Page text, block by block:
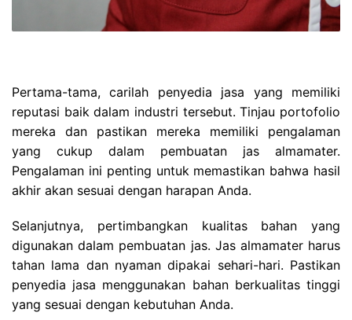
Pertama-tama, carilah penyedia jasa yang memiliki
reputasi baik dalam industri tersebut. Tinjau portofolio
mereka dan pastikan mereka memiliki pengalaman
yang cukup dalam pembuatan jas almamater.
Pengalaman ini penting untuk memastikan bahwa hasil
akhir akan sesuai dengan harapan Anda.
Selanjutnya, pertimbangkan kualitas bahan yang
digunakan dalam pembuatan jas. Jas almamater harus
tahan lama dan nyaman dipakai sehari-hari. Pastikan
penyedia jasa menggunakan bahan berkualitas tinggi
yang sesuai dengan kebutuhan Anda.